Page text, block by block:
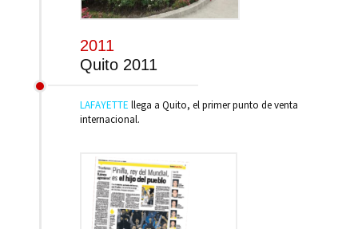
2011
Quito 2011
LAFAYETTE llega a Quito, el primer punto de venta
internacional.